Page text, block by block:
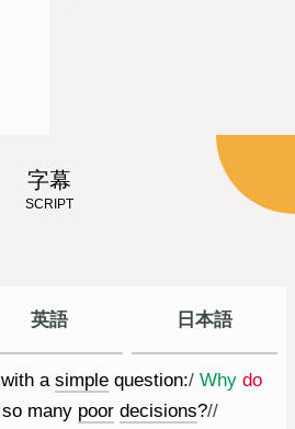
字幕
SCRIPT
英語 日本語
with a simple question:/ Why do
so many poor decisions?//